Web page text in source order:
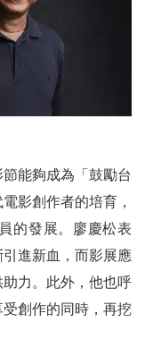
能夠成為「鼓勵台
影創作者的培育，
的發展。廖慶松表
進新血，而影展應
力。此外，他也呼
創作的同時，再挖